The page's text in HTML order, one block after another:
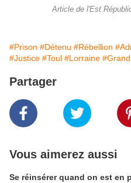
Article de l'Est
#Prison #Détenu #Rébellion
#Justice #Toul #Lorraine
Partager
Vous aimerez aussi
Se réinsérer quand on est en